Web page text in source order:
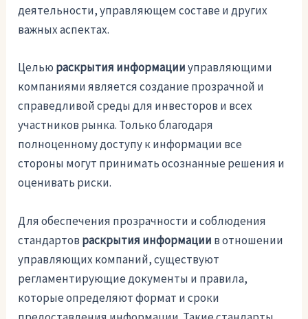
деятельности, управляющем составе и других
важных аспектах.
Целью раскрытия информацииуправляющими
компаниями является создание прозрачной и
справедливой среды для инвесторов и всех
участников рынка. Только благодаря
полноценному доступу к информации все
стороны могут принимать осознанные решения и
оценивать риски.
Для обеспечения прозрачности и соблюдения
стандартов раскрытия информации в отношении
управляющих компаний, существуют
регламентирующие документы и правила,
которые определяют формат и сроки